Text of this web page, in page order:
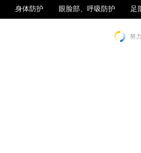
身体防护 眼脸部、呼吸防护 足
努